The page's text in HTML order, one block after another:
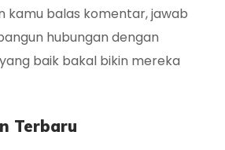
kamu balas komentar, jawab
hubungan dengan
baik bakal bikin mereka
Terbaru